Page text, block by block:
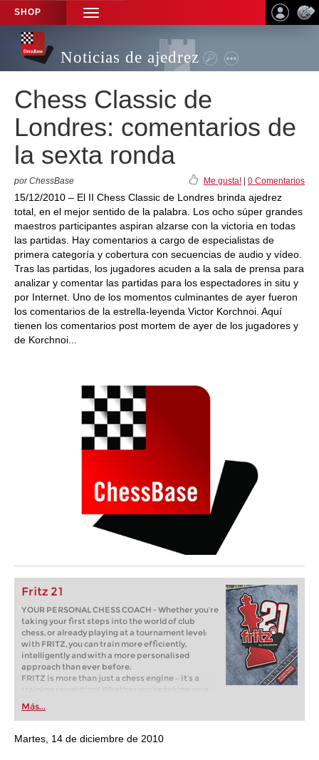
SHOP
TOGGLE
NAVIGATION
Noticias de ajedrez
Chess Classic de
Londres: comentarios de
la sexta ronda
por ChessBase Me gusta! 0 Comentarios
15/12/2010 – El II Chess Classic de Londres brinda ajedrez
total, en el mejor sentido de la palabra. Los ocho súper grandes
maestros participantes aspiran alzarse con la victoria en todas
las partidas. Hay comentarios a cargo de especialistas de
primera categoría y cobertura con secuencias de audio y vídeo.
Tras las partidas, los jugadores acuden a la sala de prensa para
analizar y comentar las partidas para los espectadores in situ y
por Internet. Uno de los momentos culminantes de ayer fueron
los comentarios de la estrella-leyenda Victor Korchnoi. Aquí
tienen los comentarios post mortem de ayer de los jugadores y
de Korchnoi...
Fritz 21
YOUR PERSONAL CHESS COACH - Whether you’re
taking your first steps into the world of club
chess, or already playing at a tournament level:
with FRITZ, you can train more efficiently,
intelligently and with a more personalised
approach than ever before.
FRITZ is more than just a chess engine – it’s a
training revolution! Whether you’re taking your
first steps into the world of club chess, or already
playing at a tournament level: with FRITZ, you can
train more efficiently, intelligently and with a
more personalised approach than ever before.
Más...
Martes, 14 de diciembre de 2010